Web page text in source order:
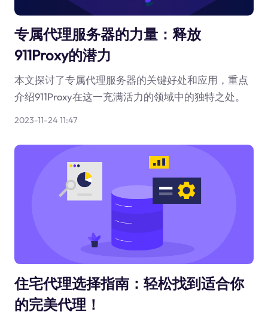
专属代理服务器的力量：释放
911Proxy的潜力
本文探讨了专属代理服务器的关键好处和应用，重点
介绍911Proxy在这一充满活力的领域中的独特之处。
2023-11-24 11:47
住宅代理选择指南：轻松找到适合你
的完美代理！